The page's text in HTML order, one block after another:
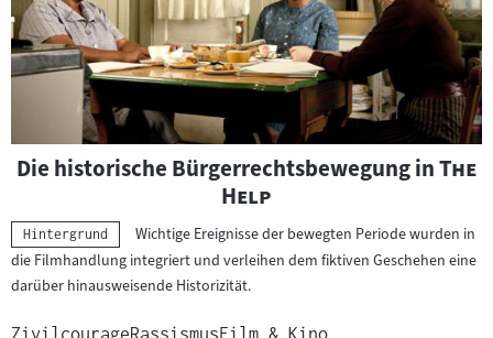
Die historische Bürgerrechtsbewegung in"
The
Help
Kategorie:
Hintergrund
Wichtige Ereignisse der bewegten Periode wurden in
die Filmhandlung integriert und verleihen dem fiktiven Geschehen eine
darüber hinausweisende Historizität.
ZivilcourageRassismusFilm & Kino